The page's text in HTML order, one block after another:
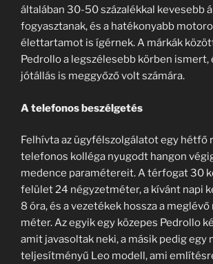
általában 30-50 százalékkal kevesebb
fogyasztanak, és a hatékonyabb
élettartamot is ígérnek. A márkák
Pedrollo a legszélesebb körben ismert,
jótállás is meggyőző volt számára.
A telefonos beszélgetés
Felhívta az ügyfélszolgálatot egy hétfő
telefonos kolléga nyugodt hangon
medence paramétereit. A térfogat 30
felület 24 négyzetméter, a kívánt napi
8 óra, és a vezetékek hossza a
méter. Az egyik egy közepes Pedrollo
amit javasoltak neki, a másik pedig egy
teljesítményű Leo modell, ami